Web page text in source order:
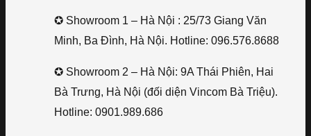
✪ Showroom 1 – Hà Nội : 25/73 Giang Văn
Minh, Ba Đình, Hà Nội. Hotline: 096.576.8688
✪ Showroom 2 – Hà Nội: 9A Thái Phiên, Hai
Bà Trưng, Hà Nội (đối diện Vincom Bà Triệu).
Hotline: 0901.989.686